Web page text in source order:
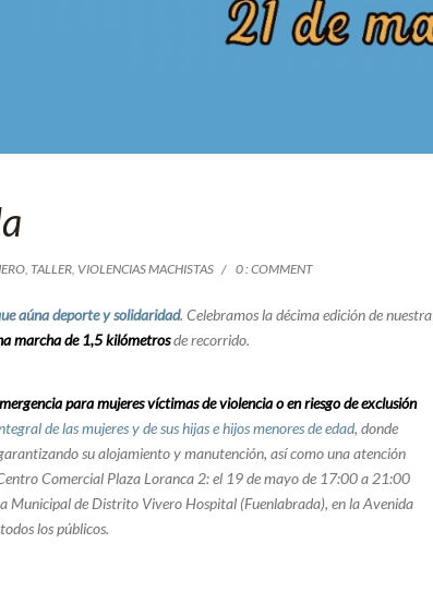
, TALLER, VIOLENCIAS MACHISTAS 0 : COMMENT
aúnadeporte y solidaridad. Celebramos la décima edición de nuestra
marcha de 1,5 kilómetrosde recorrido.
para mujeres víctimas de violencia o en riesgo de exclusión
de las mujeres y de sus hijas e hijos menores de edad, donde
su alojamiento y manutención, así como una atención
Comercial Plaza Loranca 2: el 19 de mayo de 17:00 a 21:00
Municipal de Distrito Vivero Hospital (Fuenlabrada), en la Avenida
los públicos.